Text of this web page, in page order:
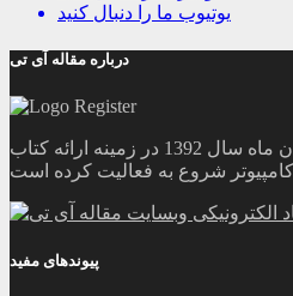
یوتیوب ما را دنبال کنید
درباره مقاله آی تی
وبسایت مقاله آی تی از آبان ماه سال 1392 در زمینه ارائه کتاب
پیوندهای مفید